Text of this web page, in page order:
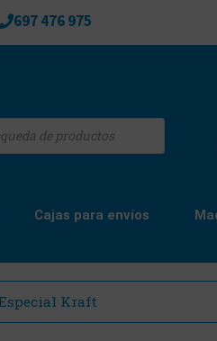
697 476 975
Cajas para envíos
Kraft